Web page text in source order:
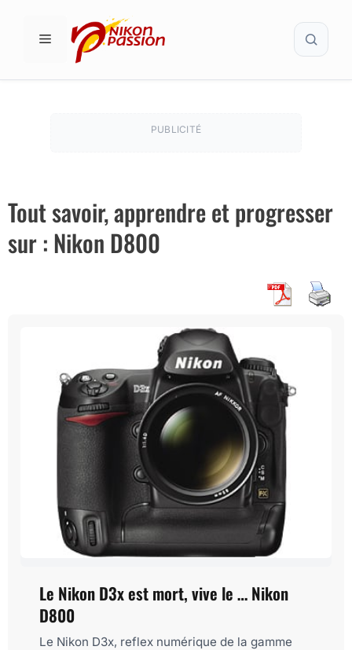
MENU
PUBLICITÉ
Tout savoir, apprendre et progresser
sur : Nikon D800
Le Nikon D3x est mort, vive le … Nikon
D800
Le Nikon D3x, reflex numérique de la gamme